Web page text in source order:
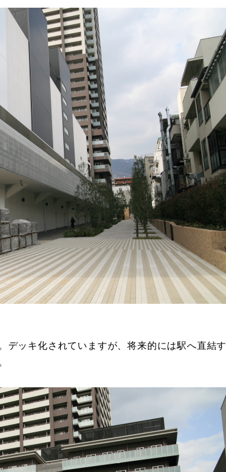
デッキ化されていますが、将来的には駅へ直結す